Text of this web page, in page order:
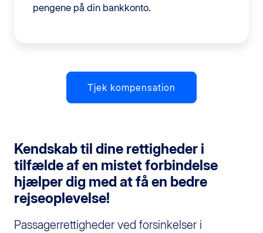
pengene på din bankkonto.
Tjek kompensation
Kendskab til dine rettigheder i
tilfælde af en mistet forbindelse
hjælper dig med at få en bedre
rejseoplevelse!
Passagerrettigheder ved forsinkelser i